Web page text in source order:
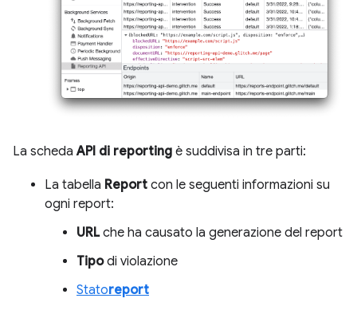
La schedaAPI di reporting è suddivisa in tre parti:
La tabella Report con le seguenti informazioni su
ogni report:
URLche ha causato la generazione del report
Tipodi violazione
Statoreport